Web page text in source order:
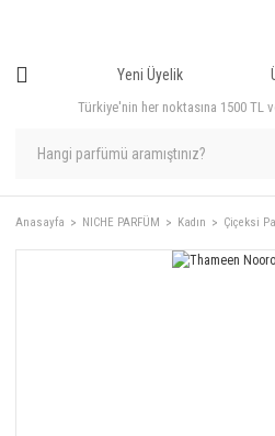
Türkiye'nin her noktasına 1500 TL
Yeni Üyelik
Anasayfa NICHE PARFÜM Kadın Çiçeksi